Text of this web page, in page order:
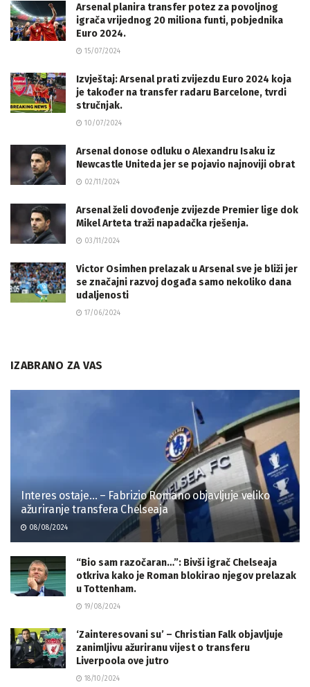
Arsenal planira transfer potez za povoljnog
igrača vrijednog 20 miliona funti, pobjednika
Euro 2024.
15/07/2024
Izvještaj: Arsenal prati zvijezdu Euro 2024 koja
je također na transfer radaru Barcelone, tvrdi
stručnjak.
10/07/2024
Arsenal donose odluku o Alexandru Isaku iz
Newcastle Uniteda jer se pojavio najnoviji obrat
02/11/2024
Arsenal želi dovođenje zvijezde Premier lige dok
Mikel Arteta traži napadačka rješenja.
03/11/2024
Victor Osimhen prelazak u Arsenal sve je bliži jer
se značajni razvoj događa samo nekoliko dana
udaljenosti
17/06/2024
IZABRANO ZA VAS
Interes ostaje… – Fabrizio Romano objavljuje veliko
ažuriranje transfera Chelseaja
08/08/2024
“Bio sam razočaran…”: Bivši igrač Chelseaja
otkriva kako je Roman blokirao njegov prelazak
u Tottenham.
19/08/2024
‘Zainteresovani su’ – Christian Falk objavljuje
zanimljivu ažuriranu vijest o transferu
Liverpoola ove jutro
18/10/2024